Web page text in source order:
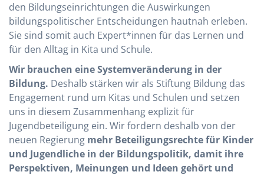
den Bildungseinrichtungen die Auswirkungen
bildungspolitischer Entscheidungen hautnah erleben.
Sie sind somit auch Expert*innen für das Lernen und
für den Alltag in Kita und Schule.
Wir brauchen eine Systemveränderung in der
Bildung. Deshalb stärken wir als Stiftung Bildung das
Engagement rund um Kitas und Schulen und setzen
uns in diesem Zusammenhang explizit für
Jugendbeteiligung ein. Wir fordern deshalb von der
neuen Regierung mehr Beteiligungsrechte für Kinder
und Jugendliche in der Bildungspolitik, damit ihre
Perspektiven, Meinungen und Ideen gehört und